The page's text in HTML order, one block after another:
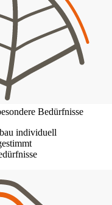
Bedürfnisse
individuell